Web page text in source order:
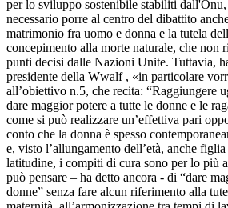
per lo sviluppo sostenibile stabiliti dall'Onu,
necessario porre al centro del dibattito
matrimonio fra uomo e donna e la tutela
concepimento alla morte naturale, che non
punti decisi dalle Nazioni Unite. Tuttavia,
presidente della Wwalf , «in particolare
all’obiettivo n.5, che recita: “Raggiungere
dare maggior potere a tutte le donne e le
come si può realizzare un’effettiva pari
conto che la donna è spesso
e, visto l’allungamento dell’età, anche
latitudine, i compiti di cura sono per lo più
può pensare – ha detto ancora - di “dare
donne” senza fare alcun riferimento alla